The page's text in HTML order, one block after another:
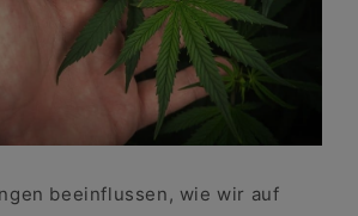
beeinflussen, wie wir auf